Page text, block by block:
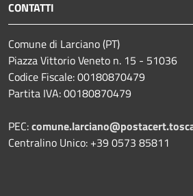
CONTATTI
Comune di Larciano (PT)
Piazza Vittorio Veneto n. 15 - 51036
Codice Fiscale: 00180870479
Partita IVA: 00180870479
PEC:
Centralino Unico: +39 0573 85811